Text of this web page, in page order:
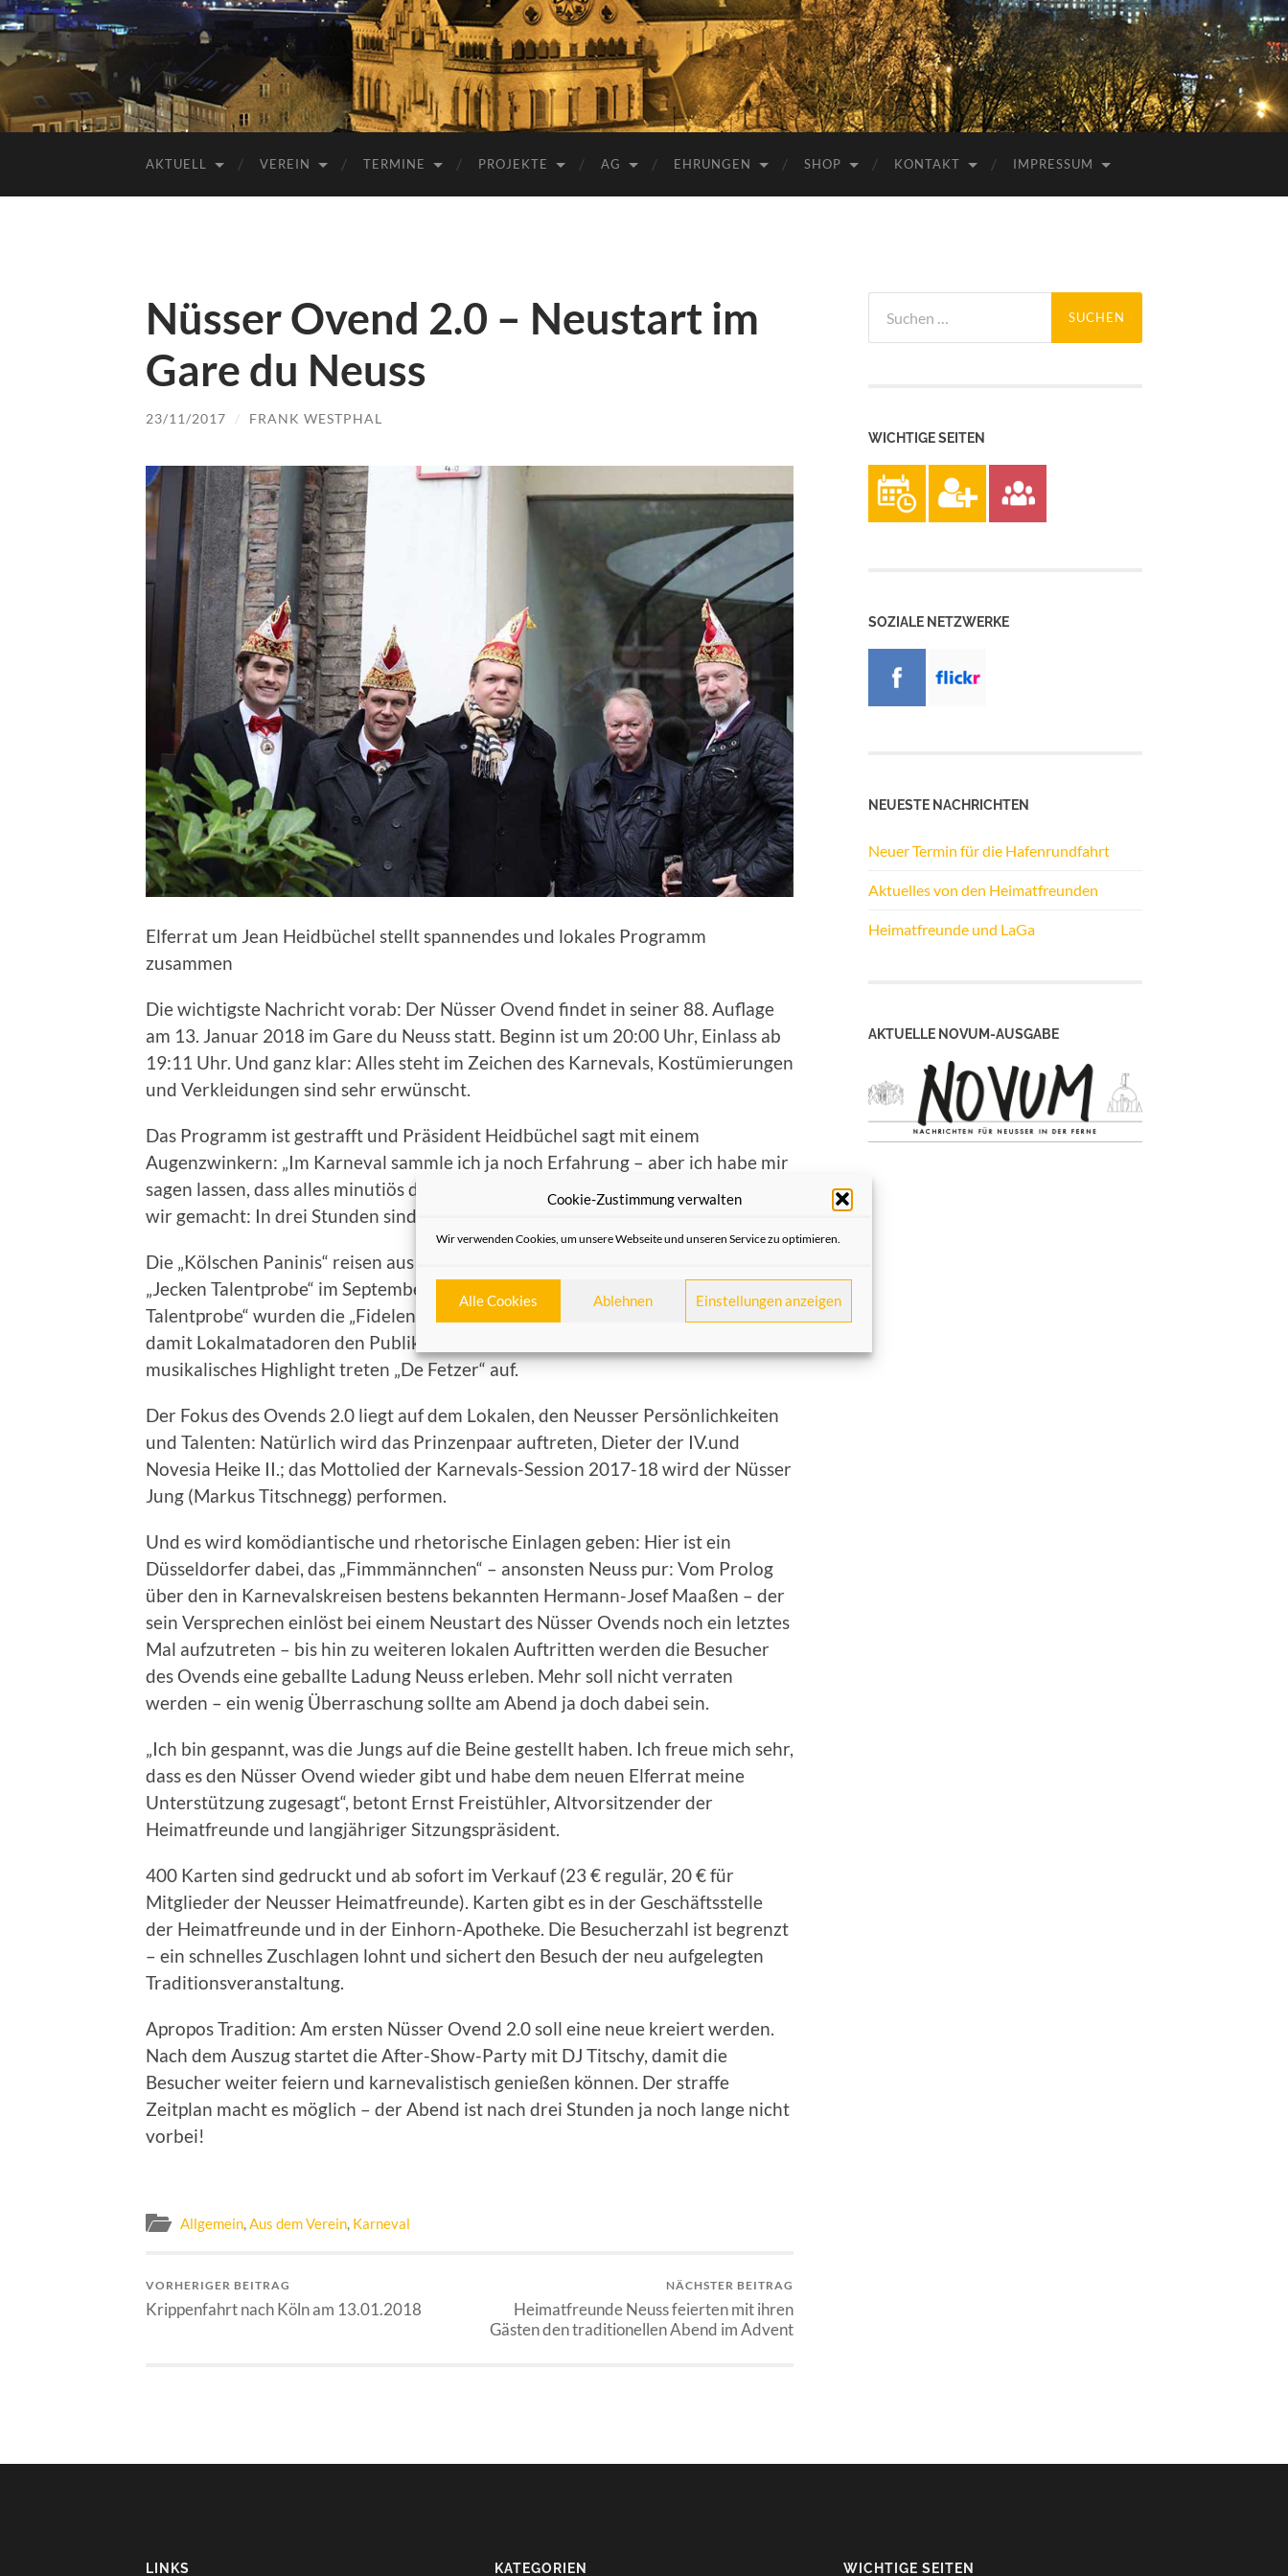
Cookie-Zustimmung verwalten
Wir verwenden Cookies, um unsere Webseite und unseren Service zu optimieren.
Alle Cookies Ablehnen Einstellungen anzeigen
AKTUELL VEREIN TERMINE PROJEKTE AG EHRUNGEN SHOP KONTAKT IMPRESSUM
Nüsser Ovend 2.0 – Neustart im
Gare du Neuss
23/11/2017 / FRANK WESTPHAL
Elferrat um Jean Heidbüchel stellt spannendes und lokales Programm
zusammen
Die wichtigste Nachricht vorab: Der Nüsser Ovend findet in seiner 88. Auflage
am 13. Januar 2018 im Gare du Neuss statt. Beginn ist um 20:00 Uhr, Einlass ab
19:11 Uhr. Und ganz klar: Alles steht im Zeichen des Karnevals, Kostümierungen
und Verkleidungen sind sehr erwünscht.
Das Programm ist gestrafft und Präsident Heidbüchel sagt mit einem
Augenzwinkern: „Im Karneval sammle ich ja noch Erfahrung – aber ich habe mir
sagen lassen, dass alles minutiös durchgeplant sein muss. Und genau das haben
wir gemacht: In drei Stunden sind wir durch.“
Die „Kölschen Paninis“ reisen aus der Domstadt an, sie haben den Jurypreis der
„Jecken Talentprobe“ im September gewonnen. Ebenfalls bei der „Jecken
Talentprobe“ wurden die „Fidelen Novesier“ gecastet, die als Neusser Band und
damit Lokalmatadoren den Publikumspreis abräumten. Als weiteres
musikalisches Highlight treten „De Fetzer“ auf.
Der Fokus des Ovends 2.0 liegt auf dem Lokalen, den Neusser Persönlichkeiten
und Talenten: Natürlich wird das Prinzenpaar auftreten, Dieter der IV.und
Novesia Heike II.; das Mottolied der Karnevals-Session 2017-18 wird der Nüsser
Jung (Markus Titschnegg) performen.
Und es wird komödiantische und rhetorische Einlagen geben: Hier ist ein
Düsseldorfer dabei, das „Fimmmännchen“ – ansonsten Neuss pur: Vom Prolog
über den in Karnevalskreisen bestens bekannten Hermann-Josef Maaßen – der
sein Versprechen einlöst bei einem Neustart des Nüsser Ovends noch ein letztes
Mal aufzutreten – bis hin zu weiteren lokalen Auftritten werden die Besucher
des Ovends eine geballte Ladung Neuss erleben. Mehr soll nicht verraten
werden – ein wenig Überraschung sollte am Abend ja doch dabei sein.
„Ich bin gespannt, was die Jungs auf die Beine gestellt haben. Ich freue mich sehr,
dass es den Nüsser Ovend wieder gibt und habe dem neuen Elferrat meine
Unterstützung zugesagt“, betont Ernst Freistühler, Altvorsitzender der
Heimatfreunde und langjähriger Sitzungspräsident.
400 Karten sind gedruckt und ab sofort im Verkauf (23 € regulär, 20 € für
Mitglieder der Neusser Heimatfreunde). Karten gibt es in der Geschäftsstelle
der Heimatfreunde und in der Einhorn-Apotheke. Die Besucherzahl ist begrenzt
– ein schnelles Zuschlagen lohnt und sichert den Besuch der neu aufgelegten
Traditionsveranstaltung.
Apropos Tradition: Am ersten Nüsser Ovend 2.0 soll eine neue kreiert werden.
Nach dem Auszug startet die After-Show-Party mit DJ Titschy, damit die
Besucher weiter feiern und karnevalistisch genießen können. Der straffe
Zeitplan macht es möglich – der Abend ist nach drei Stunden ja noch lange nicht
vorbei!
Allgemein,Aus dem Verein, Karneval
VORHERIGER BEITRAG
Krippenfahrt nach Köln am 13.01.2018
NÄCHSTER BEITRAG
Heimatfreunde Neuss feierten mit ihren
Gästen den traditionellen Abend im Advent
nach:
WICHTIGE SEITEN
SOZIALE NETZWERKE
NEUESTE NACHRICHTEN
Neuer Termin für die Hafenrundfahrt
Aktuelles von den Heimatfreunden
Heimatfreunde und LaGa
AKTUELLE NOVUM-AUSGABE
LINKS KATEGORIEN WICHTIGE SEITEN